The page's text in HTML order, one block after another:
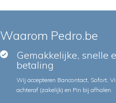
Waarom Pedro.be
Gemakkelijke, snelle
betaling
Wij accepteren Bancontact, Sofort,
achteraf (zakelijk) en Pin bij afhalen.